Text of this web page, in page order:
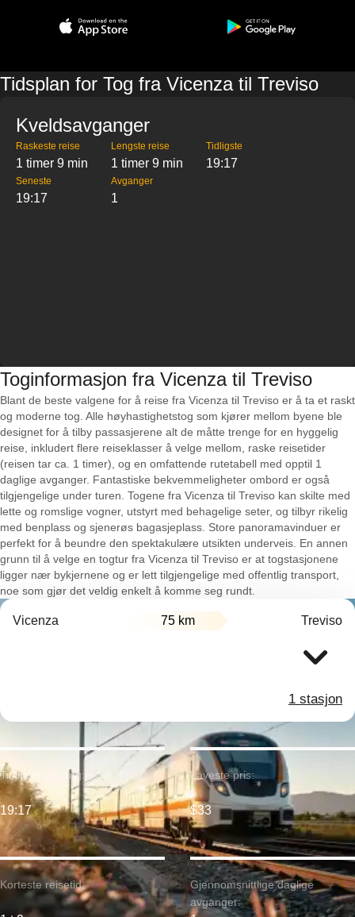
Tidsplan for Tog fra Vicenza til Treviso
Kveldsavganger
Raskeste reise
1 timer 9 min
Lengste reise
1 timer 9 min
Tidligste
19:17
Seneste
19:17
Avganger
1
Toginformasjon fra Vicenza til Treviso
Blant de beste valgene for å reise fra Vicenza til Treviso er å ta et raskt
og moderne tog. Alle høyhastighetstog som kjører mellom byene ble
designet for å tilby passasjerene alt de måtte trenge for en hyggelig
reise, inkludert flere reiseklasser å velge mellom, raske reisetider
(reisen tar ca. 1 timer), og en omfattende rutetabell med opptil 1
daglige avganger. Fantastiske bekvemmeligheter ombord er også
tilgjengelige under turen. Togene fra Vicenza til Treviso kan skilte med
lette og romslige vogner, utstyrt med behagelige seter, og tilbyr rikelig
med benplass og sjenerøs bagasjeplass. Store panoramavinduer er
perfekt for å beundre den spektakulære utsikten underveis. En annen
grunn til å velge en togtur fra Vicenza til Treviso er at togstasjonene
ligger nær bykjernene og er lett tilgjengelige med offentlig transport,
noe som gjør det veldig enkelt å komme seg rundt.
Vicenza 75 km Treviso
1 stasjon
Korteste reisetid:
Tidligste avgang:
19:17
Laveste pris:
$33
Gjennomsnittlige daglige
avganger: